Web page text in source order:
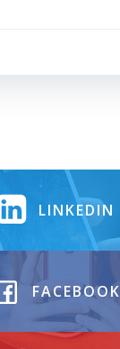
LINKEDIN
FACEBOOK